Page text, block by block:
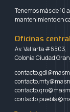
Tenemos más de 10
mantenimiento en
Oficinas
Av. Vallarta #6503,
Colonia Ciudad